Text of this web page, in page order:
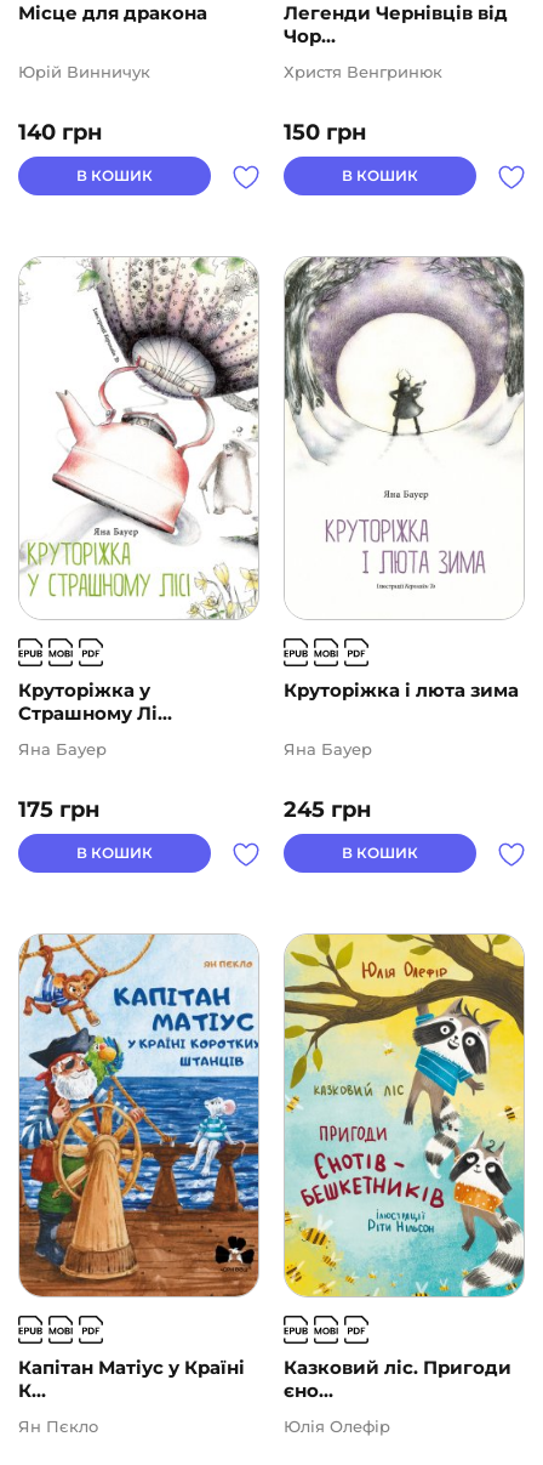
Місце для дракона
140 грн
Юрій Винничук
В КОШИК
Легенди Чернівців від
Чор...
150 грн
Христя Венгринюк
В КОШИК
Круторіжка у
Страшному Лі...
175 грн
Яна Бауер
В КОШИК
Круторіжка і люта зима
245 грн
Яна Бауер
В КОШИК
Капітан Матіус у Країні
К...
Ян Пєкло
Казковий ліс. Пригоди
єно...
Юлія Олефір